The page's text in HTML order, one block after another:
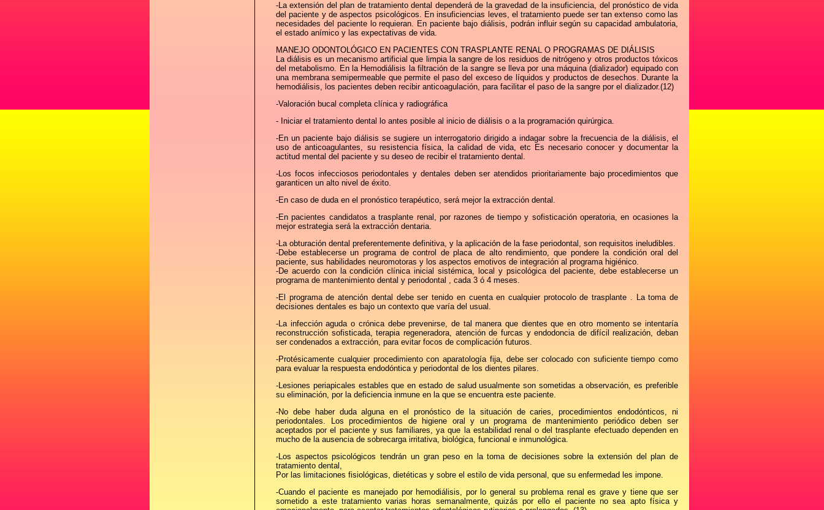
-La extensión del plan de tratamiento dental dependerá de la gravedad de la insuficiencia, del pronóstico de vida
del paciente y de aspectos psicológicos. En insuficiencias leves, el tratamiento puede ser tan extenso como las
necesidades del paciente lo requieran. En paciente bajo diálisis, podrán influir según su capacidad ambulatoria,
el estado anímico y las expectativas de vida.
MANEJO ODONTOLÓGICO EN PACIENTES CON TRASPLANTE RENAL O PROGRAMAS DE DIÁLISIS
La diálisis es un mecanismo artificial que limpia la sangre de los residuos de nitrógeno y otros productos tóxicos
del metabolismo. En la Hemodiálisis la filtración de la sangre se lleva por una máquina (dializador) equipado con
una membrana semipermeable que permite el paso del exceso de líquidos y productos de desechos. Durante la
hemodiálisis, los pacientes deben recibir anticoagulación, para facilitar el paso de la sangre por el dializador.(12)
-Valoración bucal completa clínica y radiográfica
- Iniciar el tratamiento dental lo antes posible al inicio de diálisis o a la programación quirúrgica.
-En un paciente bajo diálisis se sugiere un interrogatorio dirigido a indagar sobre la frecuencia de la diálisis, el
uso de anticoagulantes, su resistencia física, la calidad de vida, etc Es necesario conocer y documentar la
actitud mental del paciente y su deseo de recibir el tratamiento dental.
-Los focos infecciosos periodontales y dentales deben ser atendidos prioritariamente bajo procedimientos que
garanticen un alto nivel de éxito.
-En caso de duda en el pronóstico terapéutico, será mejor la extracción dental.
-En pacientes candidatos a trasplante renal, por razones de tiempo y sofisticación operatoria, en ocasiones la
mejor estrategia será la extracción dentaria.
-La obturación dental preferentemente definitiva, y la aplicación de la fase periodontal, son requisitos ineludibles.
-Debe establecerse un programa de control de placa de alto rendimiento, que pondere la condición oral del
paciente, sus habilidades neuromotoras y los aspectos emotivos de integración al programa higiénico.
-De acuerdo con la condición clínica inicial sistémica, local y psicológica del paciente, debe establecerse un
programa de mantenimiento dental y periodontal , cada 3 ó 4 meses.
-El programa de atención dental debe ser tenido en cuenta en cualquier protocolo de trasplante . La toma de
decisiones dentales es bajo un contexto que varía del usual.
-La infección aguda o crónica debe prevenirse, de tal manera que dientes que en otro momento se intentaría
reconstrucción sofisticada, terapia regeneradora, atención de furcas y endodoncia de difícil realización, deban
ser condenados a extracción, para evitar focos de complicación futuros.
-Protésicamente cualquier procedimiento con aparatología fija, debe ser colocado con suficiente tiempo como
para evaluar la respuesta endodóntica y periodontal de los dientes pilares.
-Lesiones periapicales estables que en estado de salud usualmente son sometidas a observación, es preferible
su eliminación, por la deficiencia inmune en la que se encuentra este paciente.
-No debe haber duda alguna en el pronóstico de la situación de caries, procedimientos endodónticos, ni
periodontales. Los procedimientos de higiene oral y un programa de mantenimiento periódico deben ser
aceptados por el paciente y sus familiares, ya que la estabilidad renal o del trasplante efectuado dependen en
mucho de la ausencia de sobrecarga irritativa, biológica, funcional e inmunológica.
-Los aspectos psicológicos tendrán un gran peso en la toma de decisiones sobre la extensión del plan de
tratamiento dental,
Por las limitaciones fisiológicas, dietéticas y sobre el estilo de vida personal, que su enfermedad les impone.
-Cuando el paciente es manejado por hemodiálisis, por lo general su problema renal es grave y tiene que ser
sometido a este tratamiento varias horas semanalmente, quizás por ello el paciente no sea apto física y